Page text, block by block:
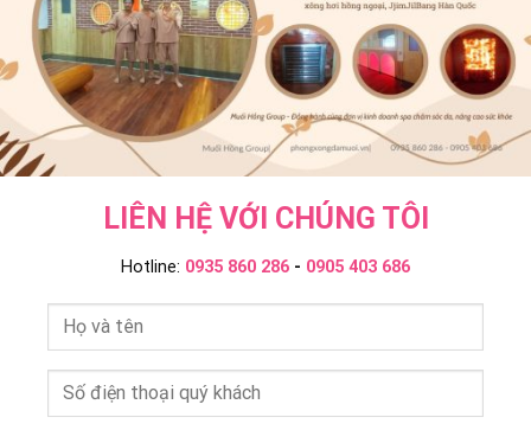
Group
LIÊN HỆ VỚI CHÚNG TÔI
Hotline: 0935 860 286 - 0905 403 686